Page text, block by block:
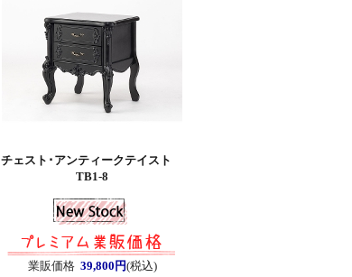
チェスト･アンティークテイスト
TB1-8
業販価格 39,800円(税込)